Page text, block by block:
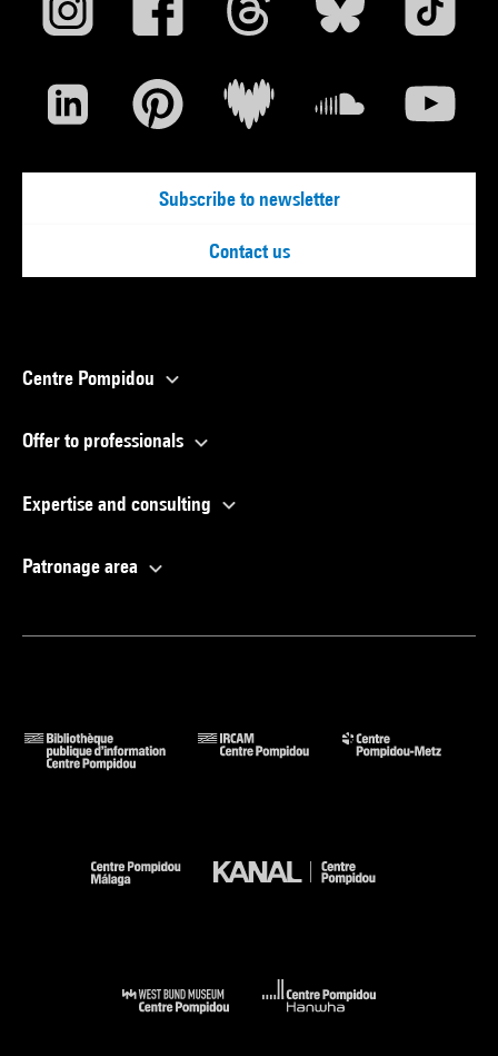
Subscribe to newsletter
Contact us
Centre Pompidou
Offer to professionals
Expertise and consulting
Patronage area